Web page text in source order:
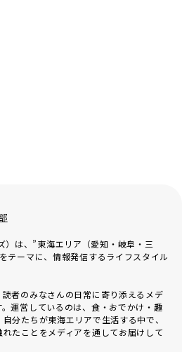
は、”東海エリア（愛知・岐阜・三
テーマに、情報発信するライフスタイル
者のみなさんの日常に寄り添えるメデ
運営しているのは、食・おでかけ・趣
分たちが東海エリアで生活する中で、
たことをメディアを通してお届けして